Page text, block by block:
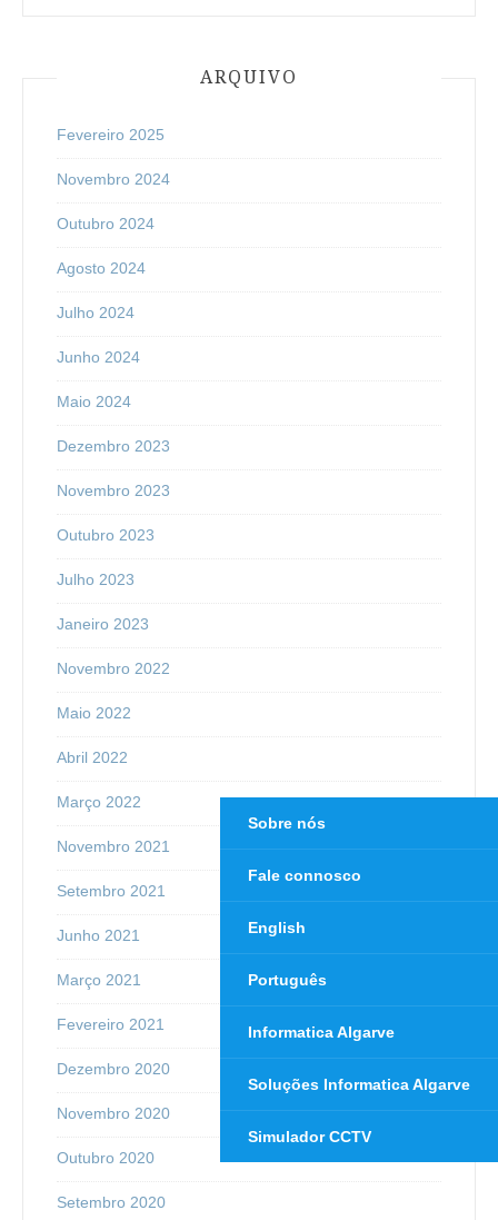
ARQUIVO
Fevereiro 2025
Novembro 2024
Outubro 2024
Agosto 2024
Julho 2024
Junho 2024
Maio 2024
Dezembro 2023
Novembro 2023
Outubro 2023
Julho 2023
Janeiro 2023
Novembro 2022
Maio 2022
Abril 2022
Março 2022
Novembro 2021
Setembro 2021
Junho 2021
Março 2021
Fevereiro 2021
Dezembro 2020
Novembro 2020
Outubro 2020
Setembro 2020
Sobre nós
Fale connosco
English
Português
Informatica Algarve
Soluções Informatica Algarve
Simulador CCTV